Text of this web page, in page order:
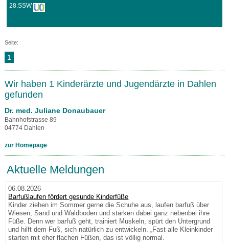
28.SSW
Seite:
1
Wir haben 1 Kinderärzte und Jugendärzte in Dahlen
gefunden
Dr. med. Juliane Donaubauer
Bahnhofstrasse 89
04774 Dahlen
zur Homepage
Aktuelle Meldungen
06.08.2026
Barfußlaufen fördert gesunde Kinderfüße
Kinder ziehen im Sommer gerne die Schuhe aus, laufen barfuß über
Wiesen, Sand und Waldboden und stärken dabei ganz nebenbei ihre
Füße. Denn wer barfuß geht, trainiert Muskeln, spürt den Untergrund
und hilft dem Fuß, sich natürlich zu entwickeln. „Fast alle Kleinkinder
starten mit eher flachen Füßen, das ist völlig normal.